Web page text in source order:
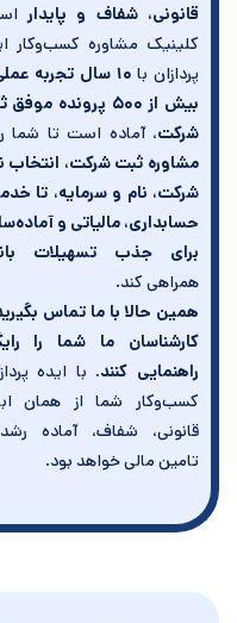
قانونی، شفاف و پایداراست.
کلینیک مشاوره کسب‌وکار ایده
پردازان با۱۰ سال تجربه عملی و
بیش از ۵۰۰ پرونده موفق ثبت
شرکت، آماده است تا شما را از
مشاوره ثبت شرکت، انتخاب نوع
شرکت، نام و سرمایه، تا خدمات
حسابداری، مالیاتی و آماده‌سازی
برای جذب تسهیلات بانکی
همراهی کند.
همین حالا با ما تماس بگیرید تا
کارشناسان ما شما را رایگان
راهنمایی کنند.با ایده پردازان،
کسب‌وکار شما از همان ابتدا
قانونی، شفاف، آماده رشد و
تامین مالی خواهد بود.